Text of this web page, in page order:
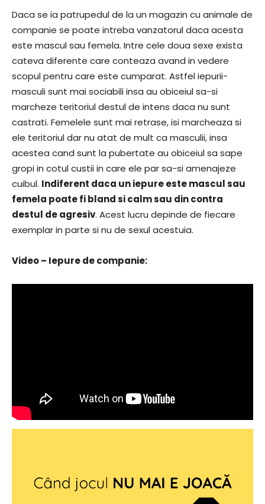
Daca se ia patrupedul de la un magazin cu animale de
companie se poate intreba vanzatorul daca acesta
este mascul sau femela. Intre cele doua sexe exista
cateva diferente care conteaza avand in vedere
scopul pentru care este cumparat. Astfel iepurii-
masculi sunt mai sociabili insa au obiceiul sa-si
marcheze teritoriul destul de intens daca nu sunt
castrati. Femelele sunt mai retrase, isi marcheaza si
ele teritoriul dar nu atat de mult ca masculii, insa
acestea cand sunt la pubertate au obiceiul sa sape
gropi in cotul custii in care ele par sa-si amenajeze
cuibul. Indiferent daca un iepure este mascul sau
femela poate fi bland si calm sau din contra
destul de agresiv. Acest lucru depinde de fiecare
exemplar in parte si nu de sexul acestuia.
Video – Iepure de companie: